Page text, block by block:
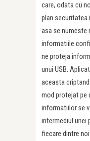
care, odata cu
plan securitatea
asa se numeste
informatiile
ne proteja
unui USB.
aceasta
mod protejat pe
informatiilor se
intermediul unei
fiecare dintre noi.